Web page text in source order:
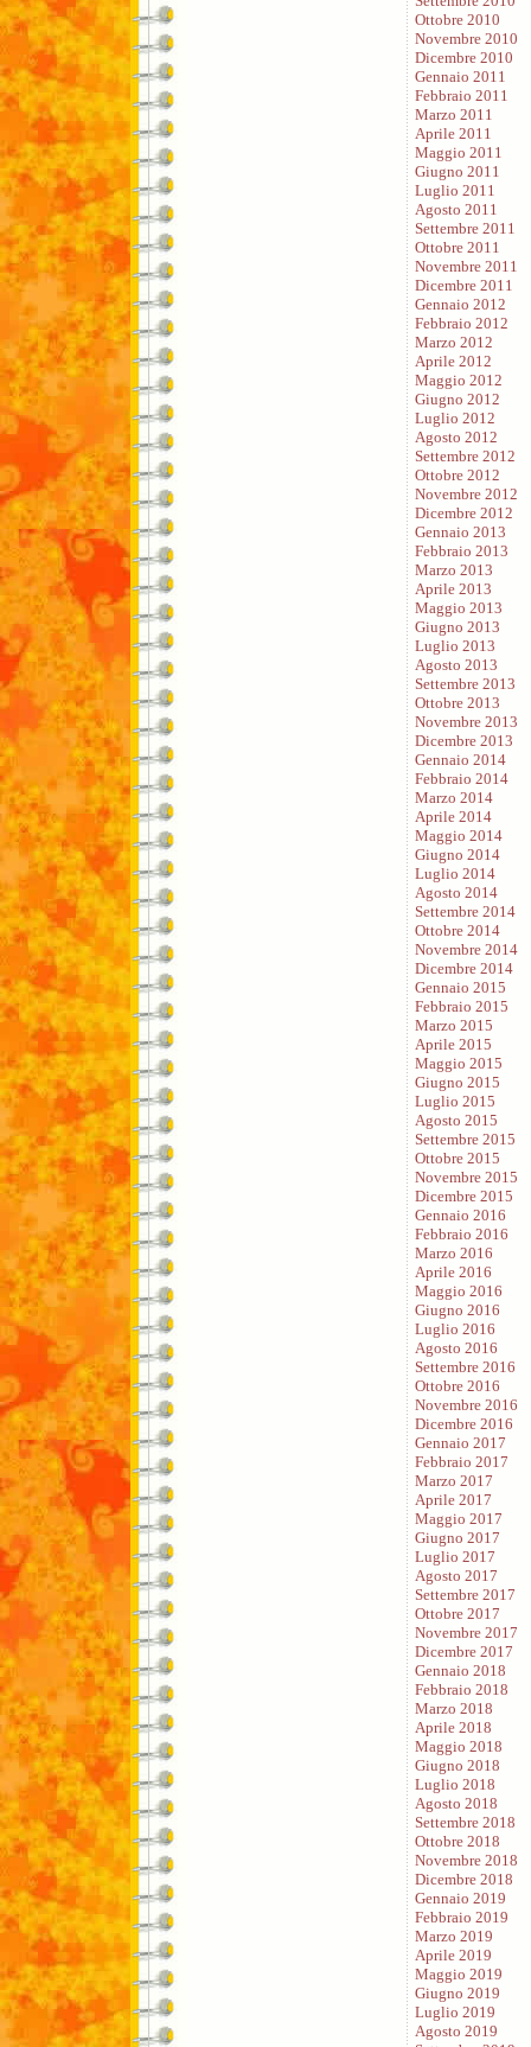
Ottobre 2010
Novembre 2010
Dicembre 2010
Gennaio 2011
Febbraio 2011
Marzo 2011
Aprile 2011
Maggio 2011
Giugno 2011
Luglio 2011
Agosto 2011
Settembre 2011
Ottobre 2011
Novembre 2011
Dicembre 2011
Gennaio 2012
Febbraio 2012
Marzo 2012
Aprile 2012
Maggio 2012
Giugno 2012
Luglio 2012
Agosto 2012
Settembre 2012
Ottobre 2012
Novembre 2012
Dicembre 2012
Gennaio 2013
Febbraio 2013
Marzo 2013
Aprile 2013
Maggio 2013
Giugno 2013
Luglio 2013
Agosto 2013
Settembre 2013
Ottobre 2013
Novembre 2013
Dicembre 2013
Gennaio 2014
Febbraio 2014
Marzo 2014
Aprile 2014
Maggio 2014
Giugno 2014
Luglio 2014
Agosto 2014
Settembre 2014
Ottobre 2014
Novembre 2014
Dicembre 2014
Gennaio 2015
Febbraio 2015
Marzo 2015
Aprile 2015
Maggio 2015
Giugno 2015
Luglio 2015
Agosto 2015
Settembre 2015
Ottobre 2015
Novembre 2015
Dicembre 2015
Gennaio 2016
Febbraio 2016
Marzo 2016
Aprile 2016
Maggio 2016
Giugno 2016
Luglio 2016
Agosto 2016
Settembre 2016
Ottobre 2016
Novembre 2016
Dicembre 2016
Gennaio 2017
Febbraio 2017
Marzo 2017
Aprile 2017
Maggio 2017
Giugno 2017
Luglio 2017
Agosto 2017
Settembre 2017
Ottobre 2017
Novembre 2017
Dicembre 2017
Gennaio 2018
Febbraio 2018
Marzo 2018
Aprile 2018
Maggio 2018
Giugno 2018
Luglio 2018
Agosto 2018
Settembre 2018
Ottobre 2018
Novembre 2018
Dicembre 2018
Gennaio 2019
Febbraio 2019
Marzo 2019
Aprile 2019
Maggio 2019
Giugno 2019
Luglio 2019
Agosto 2019